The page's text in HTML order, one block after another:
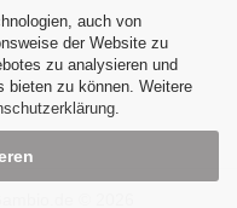
auch von
der Website zu
zu analysieren und
bieten zu können. Weitere
.